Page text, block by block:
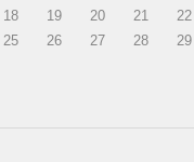
18 19 20 21 22
25 26 27 28 29